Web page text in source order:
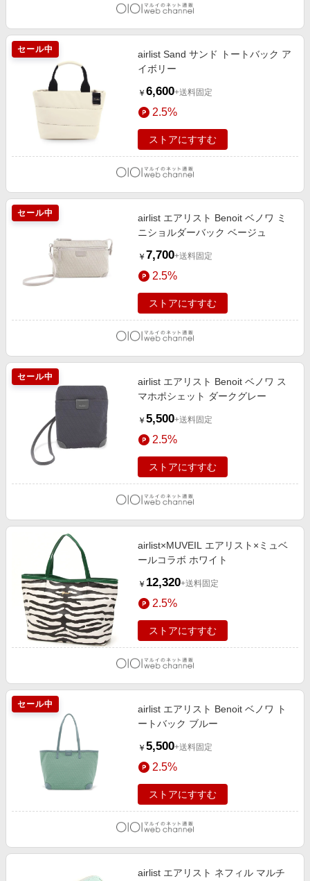
金融・マネー・保険
デジタルコンテンツ
ビジネス・その他サービス
Apple公式サイト×楽天カード分割払い
Qoo10メガポ
セール中
airlist Sand サンド トートバック ア
イボリー
￥ 6,600+送料固定
2.5%
ストアにすすむ
セール中
airlist エアリスト Benoit ベノワ ミ
ニショルダーバック ベージュ
￥ 7,700+送料固定
2.5%
ストアにすすむ
セール中
airlist エアリスト Benoit ベノワ ス
マホポシェット ダークグレー
￥ 5,500+送料固定
2.5%
ストアにすすむ
airlist×MUVEIL エアリスト×ミュベ
ールコラボ ホワイト
￥ 12,320+送料固定
2.5%
ストアにすすむ
セール中
airlist エアリスト Benoit ベノワ ト
ートバック ブルー
￥ 5,500+送料固定
2.5%
ストアにすすむ
airlist エアリスト ネフィル マルチ